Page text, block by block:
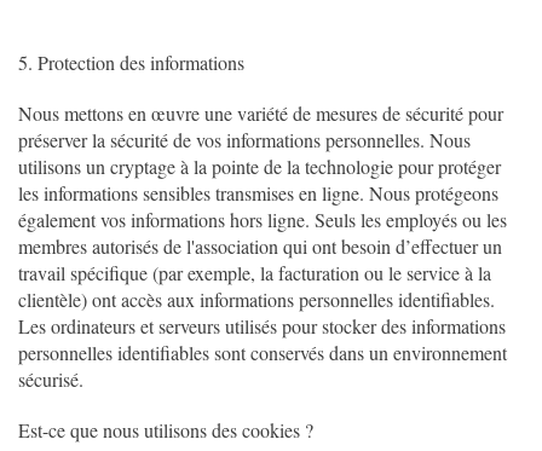
5. Protection des informations
Nous mettons en œuvre une variété de mesures de sécurité pour
préserver la sécurité de vos informations personnelles. Nous
utilisons un cryptage à la pointe de la technologie pour protéger
les informations sensibles transmises en ligne. Nous protégeons
également vos informations hors ligne. Seuls les employés ou les
membres autorisés de l'association qui ont besoin d’effectuer un
travail spécifique (par exemple, la facturation ou le service à la
clientèle) ont accès aux informations personnelles identifiables.
Les ordinateurs et serveurs utilisés pour stocker des informations
personnelles identifiables sont conservés dans un environnement
sécurisé.
Est-ce que nous utilisons des cookies ?